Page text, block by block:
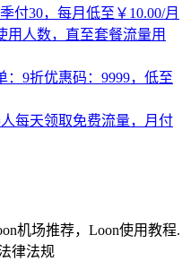
付30，每月低至￥10.00/月
用人数，直至套餐流量用
：9折优惠码：9999，低至
每天领取免费流量，月付
机场推荐，Loon使用教程.
律法规